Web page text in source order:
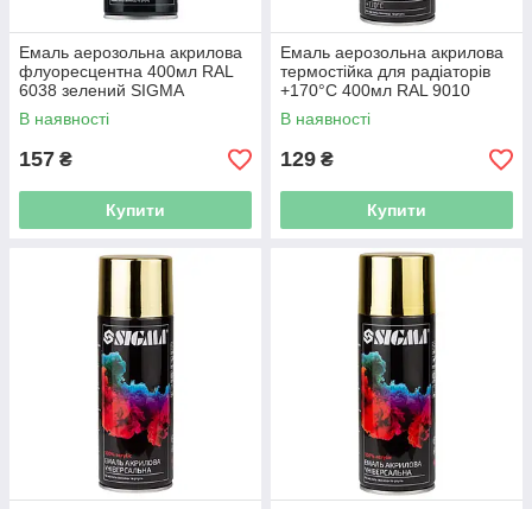
Емаль аерозольна акрилова
флуоресцентна 400мл RAL
6038 зелений SIGMA
(2736211)
В наявності
157 ₴
Купити
Емаль аерозольна акрилова
термостійка для радіаторів
+170°C 400мл RAL 9010
білий глянець SIGMA
(2736411)
В наявності
129 ₴
Купити